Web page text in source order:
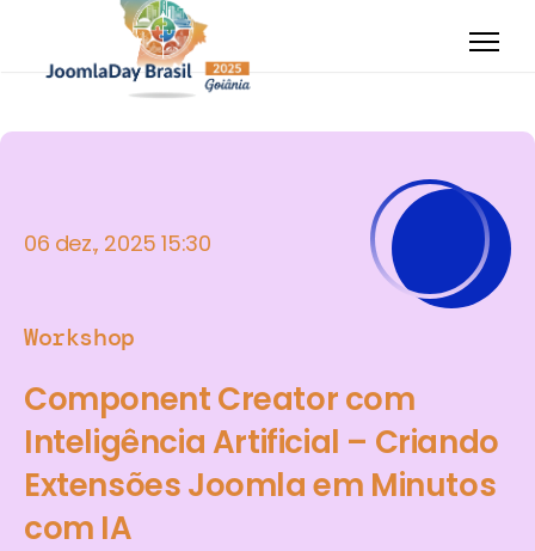
06 dez., 2025 15:30
Workshop
Component Creator com
Inteligência Artificial – Criando
Extensões Joomla em Minutos
com IA